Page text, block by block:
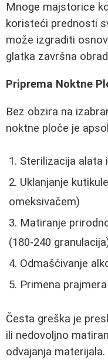
Mnoge majstorice
koristeći prednosti
može izgraditi
glatka završna
Priprema Noktne
Bez obzira na
noktne ploče je
Sterilizacija alata
Uklanjanje
omeksivačem)
Matiranje
(180-240
Odmašćivanje
Primena
Česta greška je
ili nedovoljno
odvajanja materijala.